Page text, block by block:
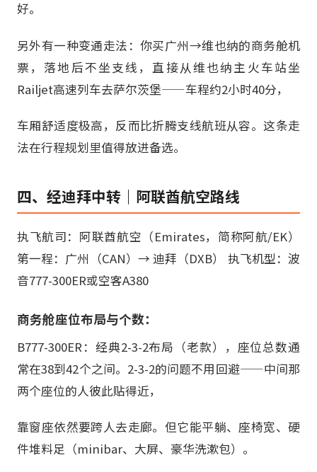
好。
另外有一种变通走法：你买广州→维也纳的商务舱机
票，落地后不坐支线，直接从维也纳主火车站坐
Railjet高速列车去萨尔茨堡——车程约2小时40分，
车厢舒适度极高，反而比折腾支线航班从容。这条走
法在行程规划里值得放进备选。
四、经迪拜中转｜阿联酋航空路线
执飞航司：阿联酋航空（Emirates，简称阿航/EK）
第一程：广州（CAN）→ 迪拜（DXB） 执飞机型：波
音777-300ER或空客A380
商务舱座位布局与个数：
B777-300ER：经典2-3-2布局（老款），座位总数通
常在38到42个之间。2-3-2的问题不用回避——中间那
两个座位的人彼此贴得近，
靠窗座依然要跨人去走廊。但它能平躺、座椅宽、硬
件堆料足（minibar、大屏、豪华洗漱包）。